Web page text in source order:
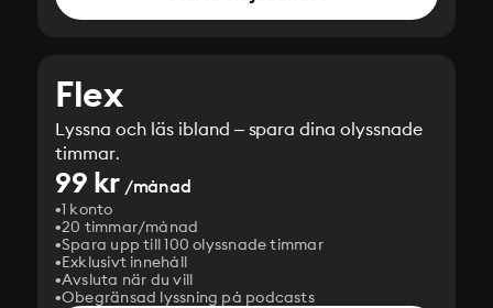
Flex
Lyssna och läs ibland – spara dina olyssnade
timmar.
99 kr/månad
1 konto
20 timmar/månad
Spara upp till 100 olyssnade timmar
Exklusivt innehåll
Avsluta när du vill
Obegränsad lyssning på podcasts